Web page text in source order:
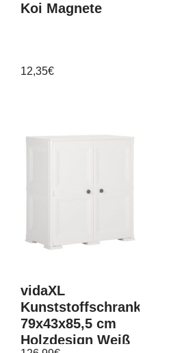
Koi Magnete
12,35€
vidaXL
Kunststoffschrank
79x43x85,5 cm
Holzdesign Weiß